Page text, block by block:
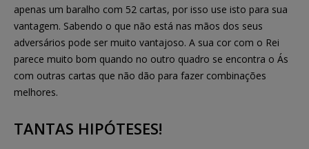
apenas um baralho com 52 cartas, por isso use isto para sua
vantagem. Sabendo o que não está nas mãos dos seus
adversários pode ser muito vantajoso. A sua cor com o Rei
parece muito bom quando no outro quadro se encontra o Ás
com outras cartas que não dão para fazer combinações
melhores.
TANTAS HIPÓTESES!